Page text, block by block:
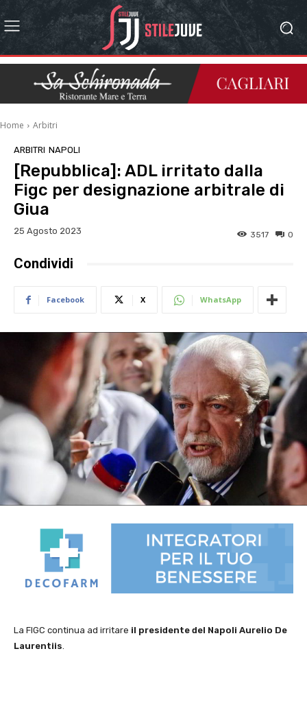
Home Arbitri
ARBITRI NAPOLI
[Repubblica]: ADL irritato dalla
Figc per designazione arbitrale di
Giua
25 Agosto 2023 0
3517
Condividi
Facebook X WhatsApp
La FIGC continua ad irritare il presidente del Napoli Aurelio De
Laurentiis